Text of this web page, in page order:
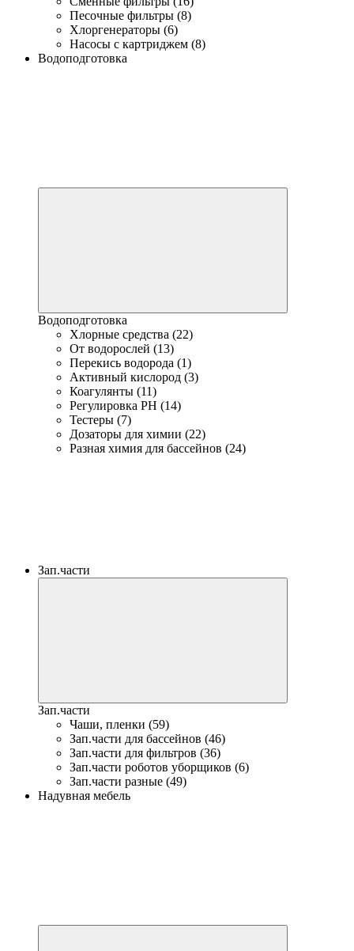
Песочные фильтры (8)
Хлоргенераторы (6)
Насосы с картриджем (8)
Водоподготовка
Водоподготовка
Хлорные средства (22)
От водорослей (13)
Перекись водорода (1)
Активный кислород (3)
Коагулянты (11)
Регулировка PH (14)
Тестеры (7)
Дозаторы для химии (22)
Разная химия для бассейнов (24)
Зап.части
Зап.части
Чаши, пленки (59)
Зап.части для бассейнов (46)
Зап.части для фильтров (36)
Зап.части роботов уборщиков (6)
Зап.части разные (49)
Надувная мебель